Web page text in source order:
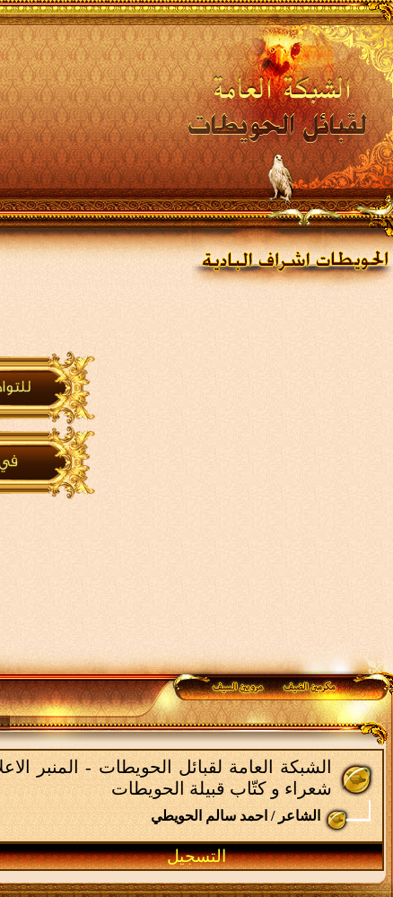
الشبكة العامة لقبائل الحويطات - المنبر
شعراء و كتّاب قبيلة الحويطات
الشاعر / احمد سالم الحويطي
التسجيل